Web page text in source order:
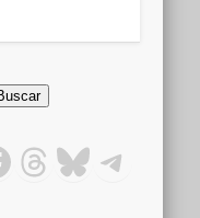
Threads
Bluesky